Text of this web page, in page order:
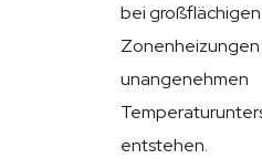
bei
unangenehmen
entstehen.